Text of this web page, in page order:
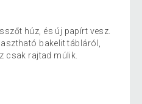
húz, és új papírt vesz.
bakelit tábláról,
csak rajtad múlik.